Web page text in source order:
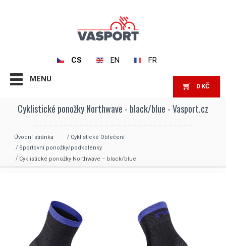
CS EN FR
MENU
0 KČ
Cyklistické ponožky Northwave - black/blue - Vasport.cz
Úvodní stránka
Cyklistické Oblečení
Sportovní ponožky/podkolenky
Cyklistické ponožky Northwave – black/blue